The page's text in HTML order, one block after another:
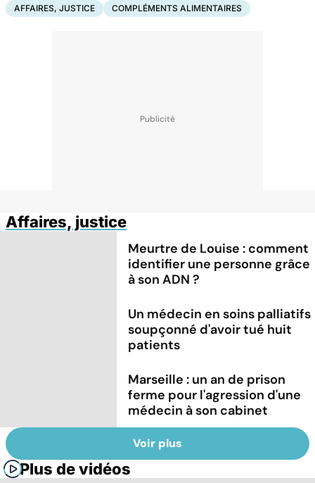
AFFAIRES, JUSTICE COMPLÉMENTS ALIMENTAIRES
Affaires, justice
Meurtre de Louise : comment
identifier une personne grâce
à son ADN ?
Un médecin en soins palliatifs
soupçonné d'avoir tué huit
patients
Marseille : un an de prison
ferme pour l'agression d'une
médecin à son cabinet
Voir plus
Plus de vidéos